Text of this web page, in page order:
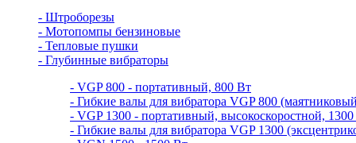
- Штроборезы
- Мотопомпы бензиновые
- Тепловые пушки
- Глубинные вибраторы
- VGP 800 - портативный, 800 Вт
- Гибкие валы для вибратора VGP 800
- VGP 1300 - портативный, высокоскоростной,
- Гибкие валы для вибратора VGP 1300